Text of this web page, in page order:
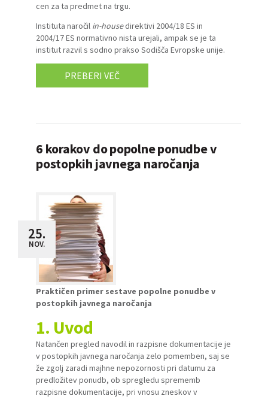
cen za ta predmet na trgu.
Instituta naročil in-housedirektivi 2004/18 ES in
2004/17 ES normativno nista urejali, ampak se je ta
institut razvil s sodno prakso Sodišča Evropske unije.
PREBERI VEČ
6 korakov do popolne ponudbe v
postopkih javnega naročanja
25.
NOV.
Praktičen primer sestave popolne ponudbe v
postopkih javnega naročanja
1. Uvod
Natančen pregled navodil in razpisne dokumentacije je
v postopkih javnega naročanja zelo pomemben, saj se
že zgolj zaradi majhne nepozornosti pri datumu za
predložitev ponudb, ob spregledu sprememb
razpisne dokumentacije, pri vnosu zneskov v